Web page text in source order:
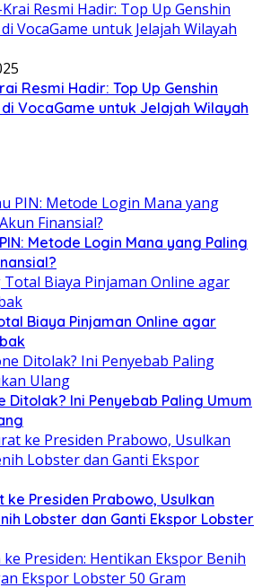
Resmi Hadir: Top Up Genshin
VocaGame untuk Jelajah Wilayah
Metode Login Mana yang Paling
Biaya Pinjaman Online agar
Ditolak? Ini Penyebab Paling Umum
ke Presiden Prabowo, Usulkan
Lobster dan Ganti Ekspor Lobster